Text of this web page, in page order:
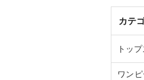
カテ
トップ
ワン